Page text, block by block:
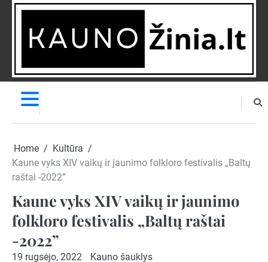
Skip
NAUJIENĄ
Home
Kultūra
Kaune vyks XIV vaikų ir jaunimo folkloro festivalis „Baltų
raštai -2022”
Kaune vyks XIV vaikų ir jaunimo
folkloro festivalis „Baltų raštai
-2022”
19 rugsėjo, 2022 Kauno šauklys